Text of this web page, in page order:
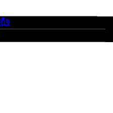
งทุน
จ